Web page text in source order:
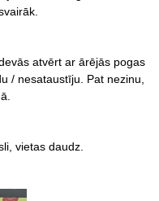
atvērt ar ārējās pogas
/ nesataustīju. Pat nezinu,
vietas daudz.